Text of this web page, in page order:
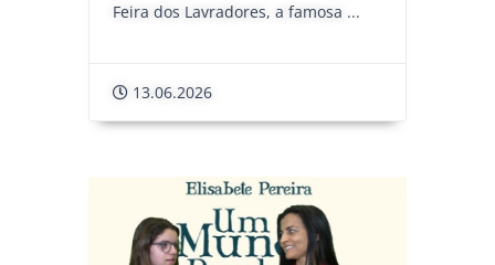
Feira dos Lavradores, a famosa ...
13.06.2026